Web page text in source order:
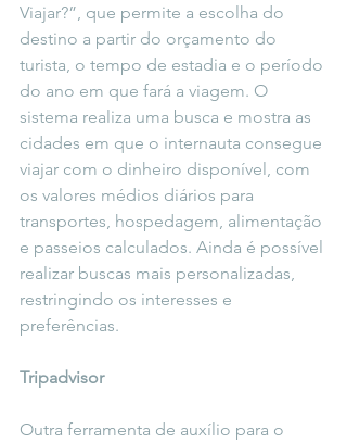
Viajar?”, que permite a escolha do
destino a partir do orçamento do
turista, o tempo de estadia e o período
do ano em que fará a viagem. O
sistema realiza uma busca e mostra as
cidades em que o internauta consegue
viajar com o dinheiro disponível, com
os valores médios diários para
transportes, hospedagem, alimentação
e passeios calculados. Ainda é possível
realizar buscas mais personalizadas,
restringindo os interesses e
preferências.
Tripadvisor
Outra ferramenta de auxílio para o